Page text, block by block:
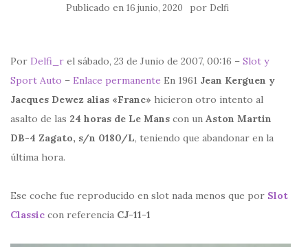
Publicado en 16 junio, 2020 por Delfi
Por Delfi_r el sábado, 23 de Junio de 2007, 00:16 – Slot y
Sport Auto – Enlace permanente En 1961 Jean Kerguen y
Jacques Dewez alias «Franc» hicieron otro intento al
asalto de las 24 horas de Le Mans con un Aston Martin
DB-4 Zagato, s/n 0180/L, teniendo que abandonar en la
última hora.
Ese coche fue reproducido en slot nada menos que por Slot
Classic con referencia CJ-11-1